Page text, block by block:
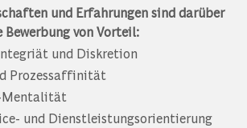
und Erfahrungen sind darüber
Bewerbung von Vorteil:
und Diskretion
Prozessaffinität
Mentalität
und Dienstleistungsorientierung